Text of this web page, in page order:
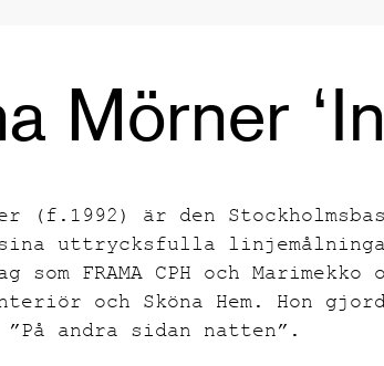
Mörner
(f.1992) är den
uttrycksfulla
som FRAMA CPH och
och Sköna Hem. Hon
andra sidan natten”.